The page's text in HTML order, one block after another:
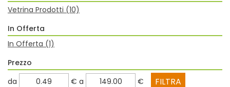
Vetrina Prodotti (10)
In Offerta
In Offerta (1)
Prezzo
filtra
da € filtra
a €